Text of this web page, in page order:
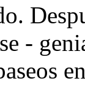
-